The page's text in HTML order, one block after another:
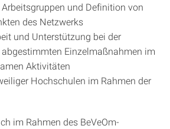
und Definition von
des Netzwerks
und Unterstützung bei der
Einzelmaßnahmen im
Aktivitäten
Hochschulen im Rahmen der
im Rahmen des BeVeOm-